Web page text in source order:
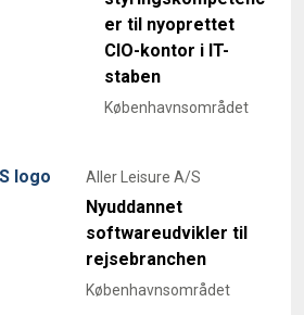
er til nyoprettet
CIO-kontor i IT-
staben
Københavnsområdet
Aller Leisure A/S
Nyuddannet
softwareudvikler til
rejsebranchen
Københavnsområdet